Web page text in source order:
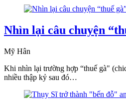
Nhìn lại câu chuyện
Mỹ Hân
Khi nhìn lại trường hợp “thuế gà"
nhiều thập kỷ sau đó…